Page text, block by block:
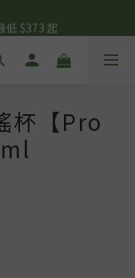
物金回饋
低 $373 起
杯【Pro